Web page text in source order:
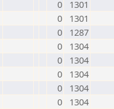
0
1301
0
1301
0
1287
0
1304
0
1304
0
1304
0
1304
0
1304